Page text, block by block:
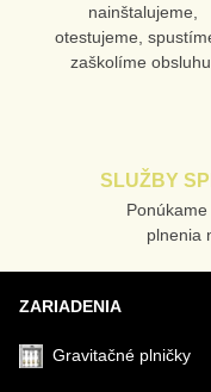
nainštalujeme,
otestujeme,
zaškolíme obsluhu.
SLUŽBY
plnenia
ZARIADENIA
Gravitačné plničky